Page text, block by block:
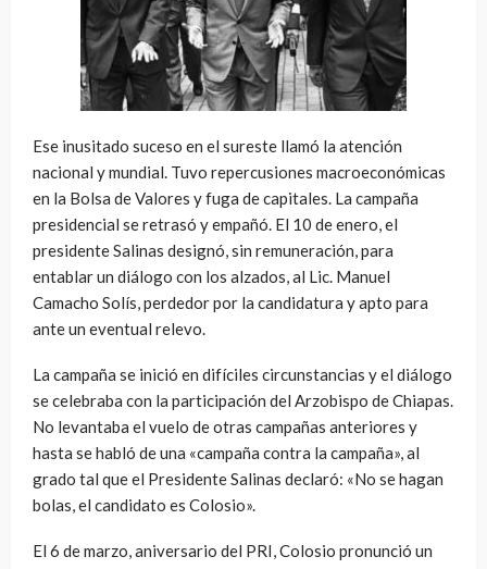
Ese inusitado suceso en el sureste llamó la atención
nacional y mundial. Tuvo repercusiones macroeconómicas
en la Bolsa de Valores y fuga de capitales. La campaña
presidencial se retrasó y empañó. El 10 de enero, el
presidente Salinas designó, sin remuneración, para
entablar un diálogo con los alzados, al Lic. Manuel
Camacho Solís, perdedor por la candidatura y apto para
ante un eventual relevo.
La campaña se inició en difíciles circunstancias y el diálogo
se celebraba con la participación del Arzobispo de Chiapas.
No levantaba el vuelo de otras campañas anteriores y
hasta se habló de una «campaña contra la campaña», al
grado tal que el Presidente Salinas declaró: «No se hagan
bolas, el candidato es Colosio».
El 6 de marzo, aniversario del PRI, Colosio pronunció un